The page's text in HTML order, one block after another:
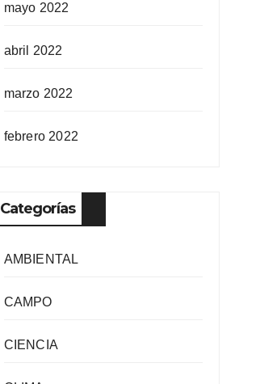
mayo 2022
abril 2022
marzo 2022
febrero 2022
Categorías
AMBIENTAL
CAMPO
CIENCIA